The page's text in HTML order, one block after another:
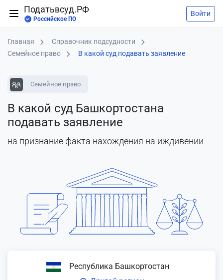
Податьвсуд.РФ
Российское ПО
Войти
Главная
Справочник подсудности
Семейное право
В какой суд подавать заявление
Семейное право
В какой суд Башкортостана
подавать заявление
на признание факта нахождения на иждивении
Республика Башкортостан